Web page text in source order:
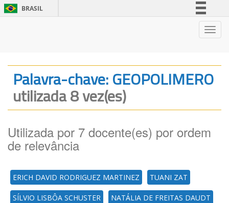
BRASIL
Legislação
Palavra-chave: GEOPOLIMERO
utilizada 8 vez(es)
Utilizada por 7 docente(es) por ordem
de relevância
ERICH DAVID RODRIGUEZ MARTINEZ TUANI ZAT
SÍLVIO LISBÔA SCHUSTER NATÁLIA DE FREITAS DAUDT